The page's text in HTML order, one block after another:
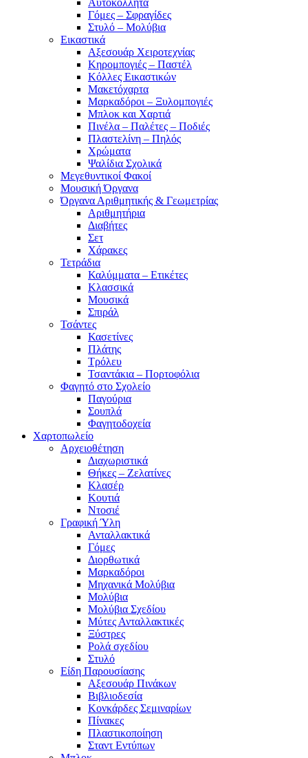
Γόμες – Σφραγίδες
Στυλό – Μολύβια
Εικαστικά
Αξεσουάρ Χειροτεχνίας
Κηρομπογιές – Παστέλ
Κόλλες Εικαστικών
Μακετόχαρτα
Μαρκαδόροι – Ξυλομπογιές
Μπλοκ και Χαρτιά
Πινέλα – Παλέτες – Ποδιές
Πλαστελίνη – Πηλός
Χρώματα
Ψαλίδια Σχολικά
Μεγεθυντικοί Φακοί
Μουσική Όργανα
Όργανα Αριθμητικής & Γεωμετρίας
Αριθμητήρια
Διαβήτες
Σετ
Χάρακες
Τετράδια
Καλύμματα – Ετικέτες
Κλασσικά
Μουσικά
Σπιράλ
Τσάντες
Κασετίνες
Πλάτης
Τρόλευ
Τσαντάκια – Πορτοφόλια
Φαγητό στο Σχολείο
Παγούρια
Σουπλά
Φαγητοδοχεία
Χαρτοπωλείο
Αρχειοθέτηση
Διαχωριστικά
Θήκες – Ζελατίνες
Κλασέρ
Κουτιά
Ντοσιέ
Γραφική Ύλη
Ανταλλακτικά
Γόμες
Διορθωτικά
Μαρκαδόροι
Μηχανικά Μολύβια
Μολύβια
Μολύβια Σχεδίου
Μύτες Ανταλλακτικές
Ξύστρες
Ρολά σχεδίου
Στυλό
Είδη Παρουσίασης
Αξεσουάρ Πινάκων
Βιβλιοδεσία
Κονκάρδες Σεμιναρίων
Πίνακες
Πλαστικοποίηση
Σταντ Εντύπων